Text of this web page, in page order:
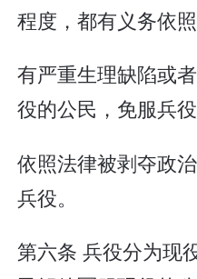
程度，都有义务依
有严重生理缺陷或
役的公民，免服兵役
依照法律被剥夺政
兵役。
第六条 兵役分为现